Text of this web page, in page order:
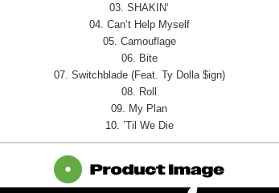
03. SHAKIN‘
04. Can‘t Help Myself
05. Camouflage
06. Bite
07. Switchblade (Feat. Ty Dolla $ign)
08. Roll
09. My Plan
10. ’Til We Die